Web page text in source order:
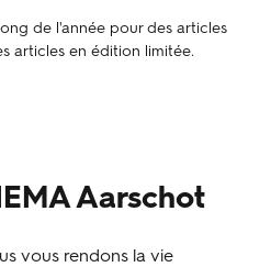
de l'année pour des articles
articles en édition limitée.
Aarschot
vous rendons la vie